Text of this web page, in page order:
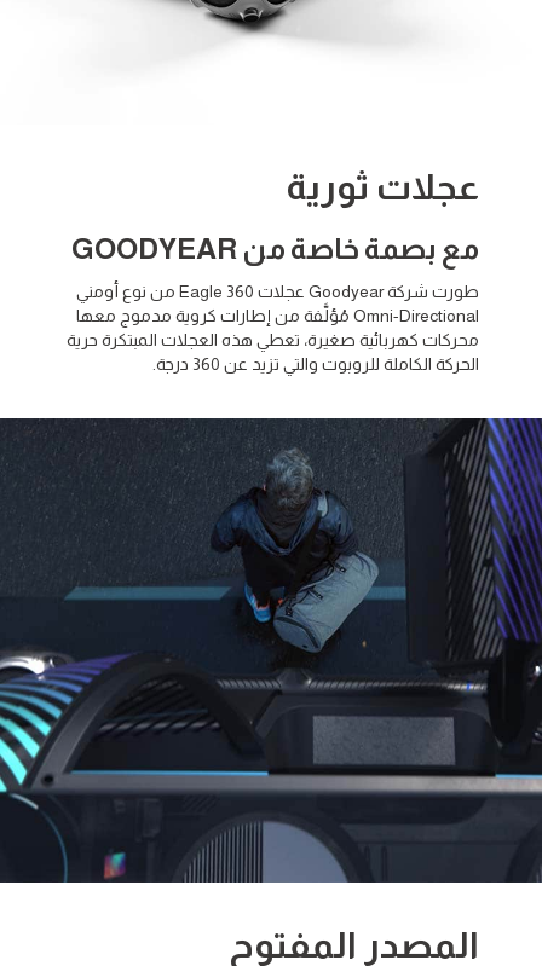
عجلات ثورية
مع بصمة خاصة من GOODYEAR
طورت شركة Goodyear عجلات Eagle 360 من نوع أومني
Omni-Directional مُؤلَّفة من إطارات كروية مدموج معها
محركات كهربائية صغيرة، تعطي هذه العجلات المبتكرة حرية
الحركة الكاملة للروبوت والتي تزيد عن 360 درجة.
المصدر المفتوح